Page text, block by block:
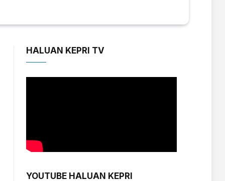
HALUAN KEPRI TV
YOUTUBE HALUAN KEPRI